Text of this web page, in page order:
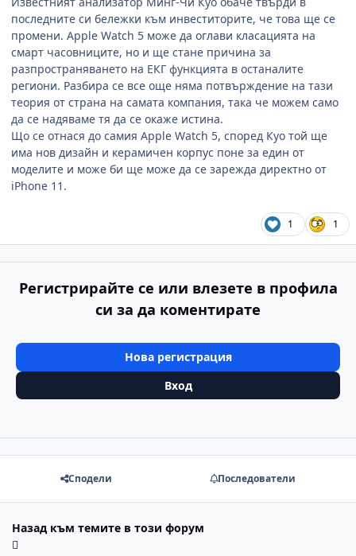
последните си бележки към инвеститорите, че това ще се
промени. Apple Watch 5 може да оглави класацията на
смарт часовниците, но и ще стане причина за
разпространяването на ЕКГ функцията в останалите
региони. Разбира се все още няма потвърждение на тази
теория от страна на самата компания, така че можем само
да се надяваме тя да се окаже истина.
Що се отнася до самия Apple Watch 5, според Куо той ще
има нов дизайн и керамичен корпус поне за един от
моделите и може би ще може да се зарежда директно от
iPhone 11.
1 1
Регистрирайте се или влезете в профила
си за да коментирате
Нова регистрация
Вход
Сподели Последователи
Назад към темите в този форум